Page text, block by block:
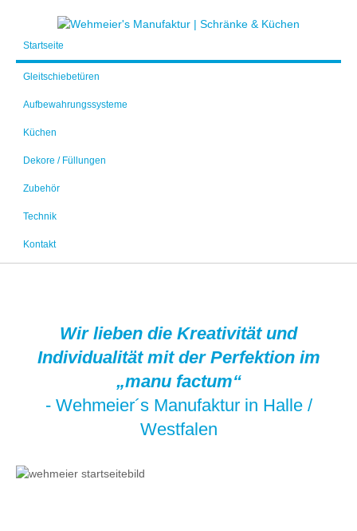
Startseite
Gleitschiebetüren
Aufbewahrungssysteme
Küchen
Dekore / Füllungen
Zubehör
Technik
Kontakt
Wir lieben die Kreativität und
Individualität mit der Perfektion im
„manu factum“
- Wehmeier´s Manufaktur in Halle /
Westfalen